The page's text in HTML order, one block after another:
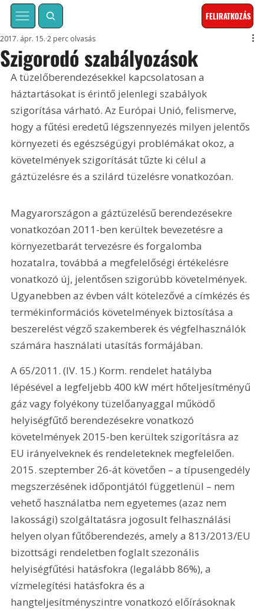
FELIRATKOZÁS
Szigorodó szabályozások
2017. ápr. 15. 2 perc olvasás
A tüzelőberendezésekkel kapcsolatosan a
háztartásokat is érintő jelenlegi szabályok
szigorítása várható. Az Európai Unió, felismerve,
hogy a fűtési eredetű légszennyezés milyen jelentős
környezeti és egészségügyi problémákat okoz, a
követelmények szigorítását tűzte ki célul a
gáztüzelésre és a szilárd tüzelésre vonatkozóan.
Magyarországon a gáztüzelésű berendezésekre
vonatkozóan 2011-ben kerültek bevezetésre a
környezetbarát tervezésre és forgalomba
hozatalra, továbbá a megfelelőségi értékelésre
vonatkozó új, jelentősen szigorúbb követelmények.
Ugyanebben az évben vált kötelezővé a címkézés és
termékinformációs követelmények biztosítása a
beszerelést végző szakemberek és végfelhasználók
számára használati utasítás formájában.
A 65/2011. (IV. 15.) Korm. rendelet hatályba
lépésével a legfeljebb 400 kW mért hőteljesítményű
gáz vagy folyékony tüzelőanyaggal működő
helyiségfűtő berendezésekre vonatkozó
követelmények 2015-ben kerültek szigorításra az
EU irányelveknek és rendeleteknek megfelelően.
2015. szeptember 26-át követően – a típusengedély
megszerzésének időpontjától függetlenül – nem
vehető használatba nem egyetemes (azaz nem
lakossági) szolgáltatásra jogosult felhasználási
helyen olyan fűtőberendezés, amely a 813/2013/EU
bizottsági rendeletben foglalt szezonális
helyiségfűtési hatásfokra (legalább 86%), a
vízmelegítési hatásfokra és a
hangteljesítményszintre vonatkozó előírásoknak